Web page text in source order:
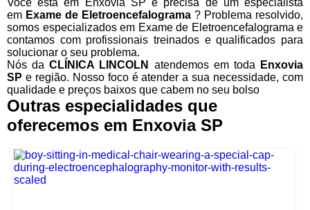
em Exame de Eletroencefalograma ? Problema resolvido,
somos especializados em Exame de Eletroencefalograma e
contamos com profissionais treinados e qualificados para
solucionar o seu problema.
Nós daCLÍNICA LINCOLN atendemos em toda
Enxovia
SP e região. Nosso foco é atender a sua necessidade, com
qualidade e preços baixos que cabem no seu bolso
Outras especialidades que
oferecemos em Enxovia SP